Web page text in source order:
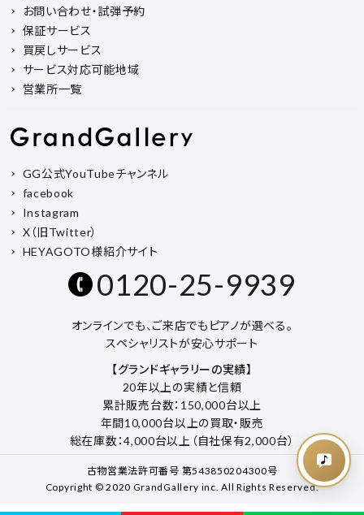
お問い合わせ・試弾予約
保証サービス
買戻しサービス
サービス対応可能地域
営業所一覧
GG公式YouTubeチャンネル
facebook
Instagram
X（旧Twitter）
HEYAGOTO様紹介サイト
0120-25-9939
オンラインでも、ご来店でもピアノが選べる。
スペシャリストが安心サポート
【グランドギャラリーの実績】
20年以上の実績と信頼
累計販売台数：150,000台以上
年間10,000台以上の買取・販売
総在庫数：4,000台以上（自社保有2,000台）
古物営業法許可番号 第543850204300号
Copyright © 2020 GrandGallery inc. All Rights Reserved.